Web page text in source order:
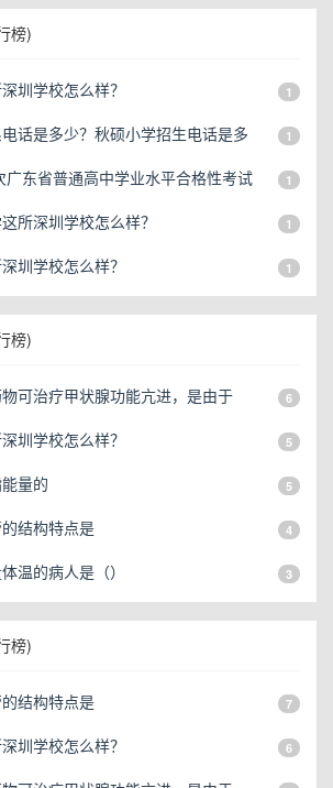
榜)
圳学校怎么样？ 1
话是多少？秋硕小学招生电话是多
1
广东省普通高中学业水平合格性考试
1
所深圳学校怎么样？ 1
圳学校怎么样？ 1
榜)
可治疗甲状腺功能亢进，是由于 6
圳学校怎么样？ 5
量的 5
结构特点是 4
温的病人是（） 3
榜)
结构特点是 7
圳学校怎么样？ 6